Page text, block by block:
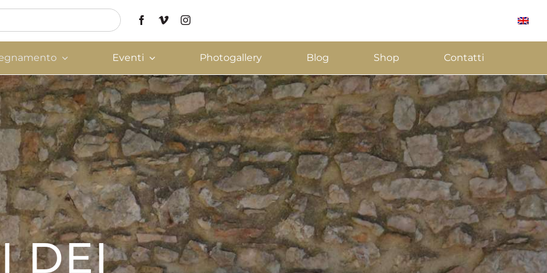
Eventi Photogallery Blog Shop Contatti
DEI